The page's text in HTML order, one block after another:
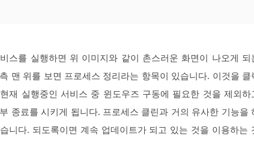
스를 실행하면 위 이미지와 같이 촌스러운 화면이 나오게 되
맨 위를 보면 프로세스 정리라는 항목이 있습니다. 이것을 클
재 실행중인 서비스 중 윈도우즈 구동에 필요한 것을 제외하
종료를 시키게 됩니다. 프로세스 클린과 거의 유사한 기능을
니다. 되도록이면 계속 업데이트가 되고 있는 것을 이용하는